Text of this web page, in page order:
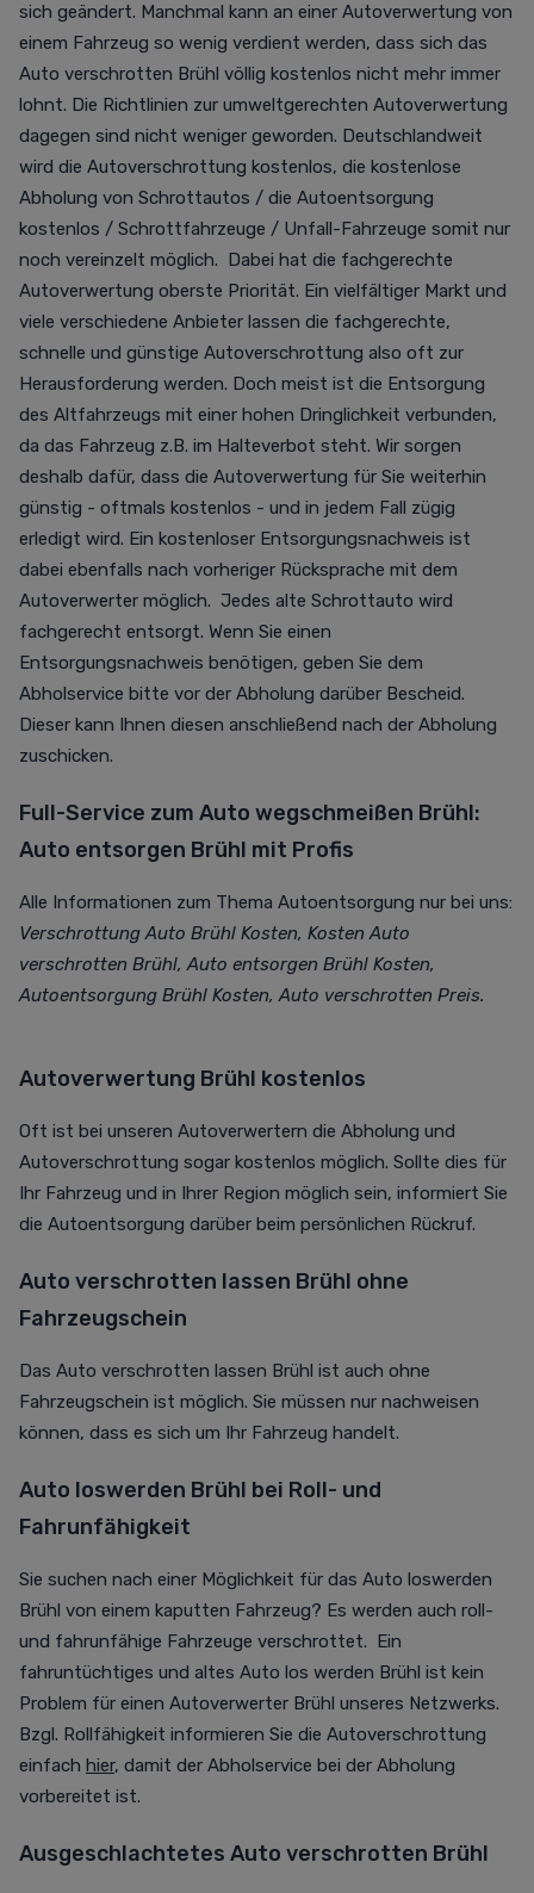
sich geändert. Manchmal kann an einer Autoverwertung von
einem Fahrzeug so wenig verdient werden, dass sich das
Auto verschrotten Brühl völlig kostenlos nicht mehr immer
lohnt. Die Richtlinien zur umweltgerechten Autoverwertung
dagegen sind nicht weniger geworden. Deutschlandweit
wird die Autoverschrottung kostenlos, die kostenlose
Abholung von Schrottautos / die Autoentsorgung
kostenlos / Schrottfahrzeuge / Unfall-Fahrzeuge somit nur
noch vereinzelt möglich. Dabei hat die fachgerechte
Autoverwertung oberste Priorität. Ein vielfältiger Markt und
viele verschiedene Anbieter lassen die fachgerechte,
schnelle und günstige Autoverschrottung also oft zur
Herausforderung werden. Doch meist ist die Entsorgung
des Altfahrzeugs mit einer hohen Dringlichkeit verbunden,
da das Fahrzeug z.B. im Halteverbot steht. Wir sorgen
deshalb dafür, dass die Autoverwertung für Sie weiterhin
günstig - oftmals kostenlos - und in jedem Fall zügig
erledigt wird. Ein kostenloser Entsorgungsnachweis ist
dabei ebenfalls nach vorheriger Rücksprache mit dem
Autoverwerter möglich. Jedes alte Schrottauto wird
fachgerecht entsorgt. Wenn Sie einen
Entsorgungsnachweis benötigen, geben Sie dem
Abholservice bitte vor der Abholung darüber Bescheid.
Dieser kann Ihnen diesen anschließend nach der Abholung
zuschicken.
Full-Service zum Auto wegschmeißen Brühl:
Auto entsorgen Brühl mit Profis
Alle Informationen zum Thema Autoentsorgung nur bei uns:
Verschrottung Auto Brühl Kosten, Kosten Auto
verschrotten Brühl, Auto entsorgen Brühl Kosten,
Autoentsorgung Brühl Kosten, Auto verschrotten Preis.
Autoverwertung Brühl kostenlos
Oft ist bei unseren Autoverwertern die Abholung und
Autoverschrottung sogar kostenlos möglich. Sollte dies für
Ihr Fahrzeug und in Ihrer Region möglich sein, informiert Sie
die Autoentsorgung darüber beim persönlichen Rückruf.
Auto verschrotten lassen Brühl ohne
Fahrzeugschein
Das Auto verschrotten lassen Brühl ist auch ohne
Fahrzeugschein ist möglich. Sie müssen nur nachweisen
können, dass es sich um Ihr Fahrzeug handelt.
Auto loswerden Brühl bei Roll- und
Fahrunfähigkeit
Sie suchen nach einer Möglichkeit für das Auto loswerden
Brühl von einem kaputten Fahrzeug? Es werden auch roll-
und fahrunfähige Fahrzeuge verschrottet. Ein
fahruntüchtiges und altes Auto los werden Brühl ist kein
Problem für einen Autoverwerter Brühl unseres Netzwerks.
Bzgl. Rollfähigkeit informieren Sie die Autoverschrottung
einfach hier, damit der Abholservice bei der Abholung
vorbereitet ist.
Ausgeschlachtetes Auto verschrotten Brühl